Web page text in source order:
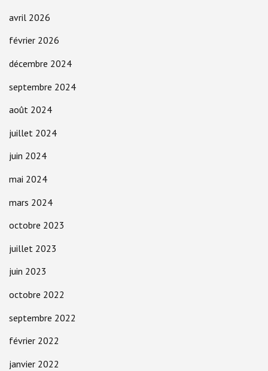
avril 2026
février 2026
décembre 2024
septembre 2024
août 2024
juillet 2024
juin 2024
mai 2024
mars 2024
octobre 2023
juillet 2023
juin 2023
octobre 2022
septembre 2022
février 2022
janvier 2022